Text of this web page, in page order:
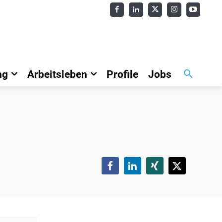
Arbeitsleben Profile Jobs